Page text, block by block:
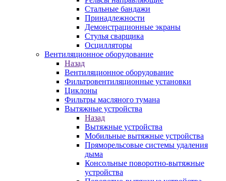
Стальные бандажи
Принадлежности
Демонстрационные экраны
Стулья сварщика
Осцилляторы
Вентиляционное оборудование
Назад
Вентиляционное оборудование
Фильтровентиляционные установки
Циклоны
Фильтры масляного тумана
Вытяжные устройства
Назад
Вытяжные устройства
Мобильные вытяжные устройства
Пряморельсовые системы удаления
дыма
Консольные поворотно-вытяжные
устройства